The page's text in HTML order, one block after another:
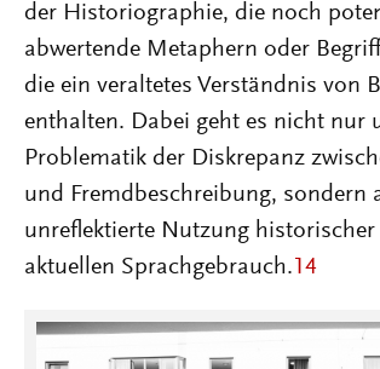
der Historiographie, die noch
abwertende Metaphern oder
die ein veraltetes Verständnis von
enthalten. Dabei geht es nicht nur
Problematik der Diskrepanz
und Fremdbeschreibung, sondern
unreflektierte Nutzung historischer
aktuellen Sprachgebrauch. 14